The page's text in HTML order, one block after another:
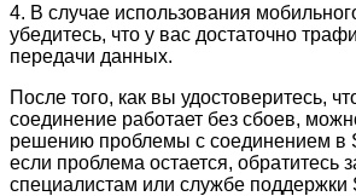
4. В случае использования
убедитесь, что у вас достаточно
передачи данных.
После того, как вы удостоверитесь,
соединение работает без сбоев,
решению проблемы с соединением в
если проблема остается, обратитесь
специалистам или службе поддержки